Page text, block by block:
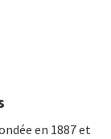
en 1887 et